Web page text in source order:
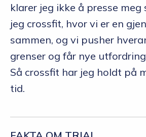
klarer jeg ikke å presse meg
jeg crossfit, hvor vi er en
sammen, og vi pusher
grenser og får nye
Så crossfit har jeg holdt på
tid.